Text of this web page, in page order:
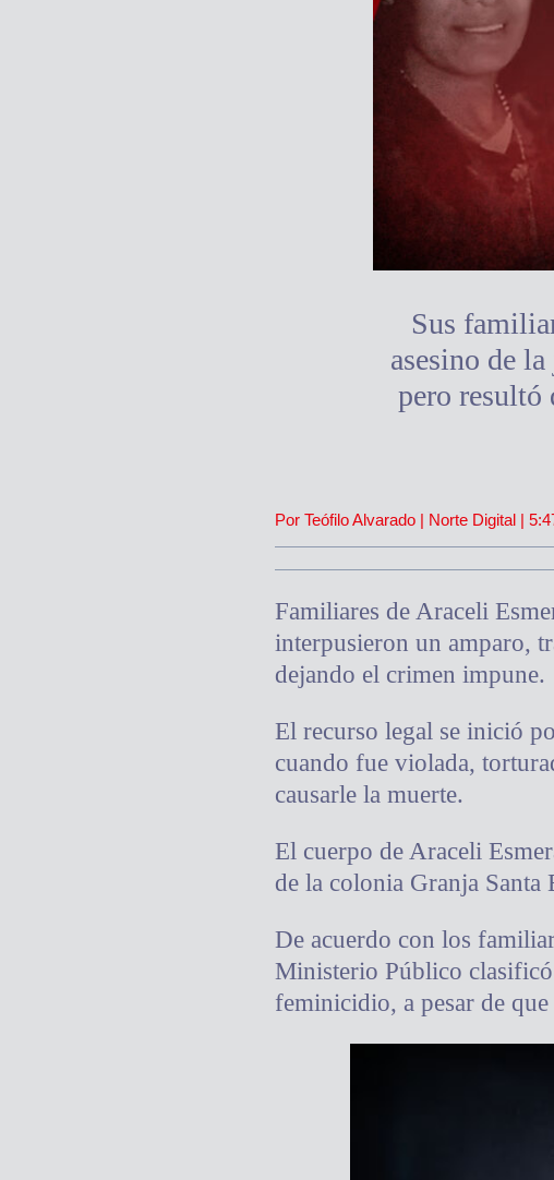
Sus
asesino de
pero resultó
Por Teófilo Alvarado | Norte Digital |
Familiares de Araceli
interpusieron un amparo,
dejando el crimen impune.
El recurso legal se inició
cuando fue violada,
causarle la muerte.
El cuerpo de Araceli
de la colonia Granja
De acuerdo con los
Ministerio Público
feminicidio, a pesar de que